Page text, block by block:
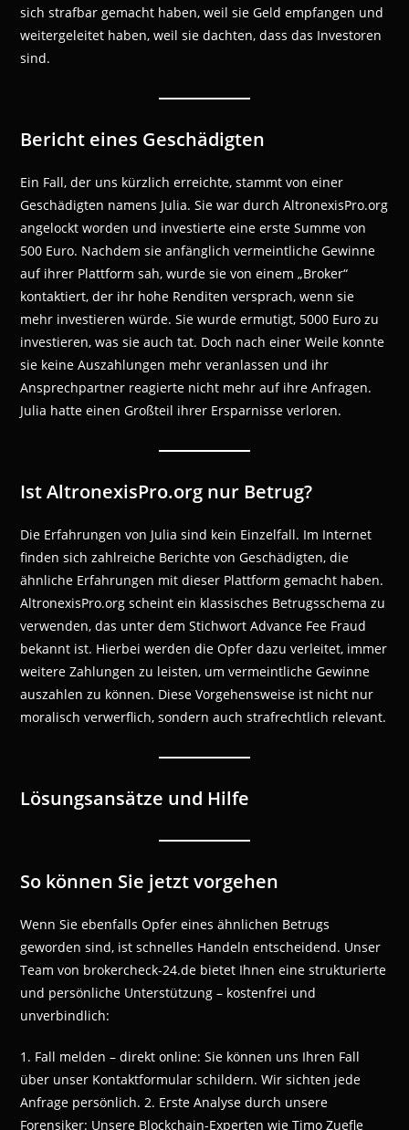
sich strafbar gemacht haben, weil sie Geld empfangen und
weitergeleitet haben, weil sie dachten, dass das Investoren
sind.
Bericht eines Geschädigten
Ein Fall, der uns kürzlich erreichte, stammt von einer
Geschädigten namens Julia. Sie war durch AltronexisPro.org
angelockt worden und investierte eine erste Summe von
500 Euro. Nachdem sie anfänglich vermeintliche Gewinne
auf ihrer Plattform sah, wurde sie von einem „Broker“
kontaktiert, der ihr hohe Renditen versprach, wenn sie
mehr investieren würde. Sie wurde ermutigt, 5000 Euro zu
investieren, was sie auch tat. Doch nach einer Weile konnte
sie keine Auszahlungen mehr veranlassen und ihr
Ansprechpartner reagierte nicht mehr auf ihre Anfragen.
Julia hatte einen Großteil ihrer Ersparnisse verloren.
Ist AltronexisPro.org nur Betrug?
Die Erfahrungen von Julia sind kein Einzelfall. Im Internet
finden sich zahlreiche Berichte von Geschädigten, die
ähnliche Erfahrungen mit dieser Plattform gemacht haben.
AltronexisPro.org scheint ein klassisches Betrugsschema zu
verwenden, das unter dem Stichwort Advance Fee Fraud
bekannt ist. Hierbei werden die Opfer dazu verleitet, immer
weitere Zahlungen zu leisten, um vermeintliche Gewinne
auszahlen zu können. Diese Vorgehensweise ist nicht nur
moralisch verwerflich, sondern auch strafrechtlich relevant.
Lösungsansätze und Hilfe
So können Sie jetzt vorgehen
Wenn Sie ebenfalls Opfer eines ähnlichen Betrugs
geworden sind, ist schnelles Handeln entscheidend. Unser
Team von brokercheck-24.de bietet Ihnen eine strukturierte
und persönliche Unterstützung – kostenfrei und
unverbindlich:
1. Fall melden – direkt online: Sie können uns Ihren Fall
über unser Kontaktformular schildern. Wir sichten jede
Anfrage persönlich. 2. Erste Analyse durch unsere
Forensiker: Unsere Blockchain-Experten wie Timo Zuefle